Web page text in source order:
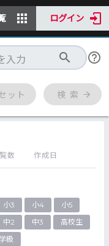
ログイン
ット 検 索
数 作成日
小3 小4
小5
中2 中3
高校生
級